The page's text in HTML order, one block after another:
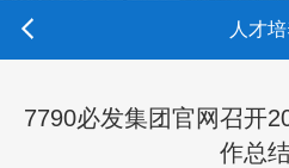
人才
7790必发集团官网召开
作总